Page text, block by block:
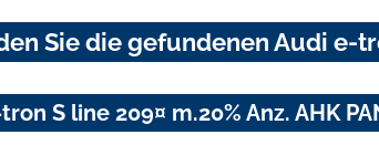
Sie die gefundenen Audi e-
S line 209¤ m.20% Anz. AHK